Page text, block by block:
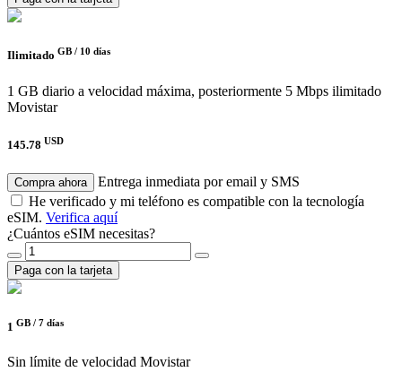
Ilimitado GB / 10 días
1 GB diario a velocidad máxima, posteriormente 5 Mbps ilimitado
Movistar
145.78 USD
Compra ahora
Entrega inmediata por email y SMS
He verificado y mi teléfono es compatible con la tecnología
eSIM. Verifica aquí
¿Cuántos eSIM necesitas?
Paga con la tarjeta
1 GB / 7 días
Sin límite de velocidad Movistar